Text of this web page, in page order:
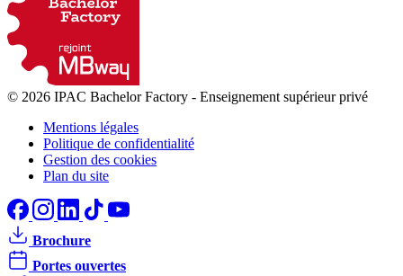
© 2026 IPAC Bachelor Factory - Enseignement supérieur privé
Mentions légales
Politique de confidentialité
Gestion des cookies
Plan du site
Brochure
Portes ouvertes